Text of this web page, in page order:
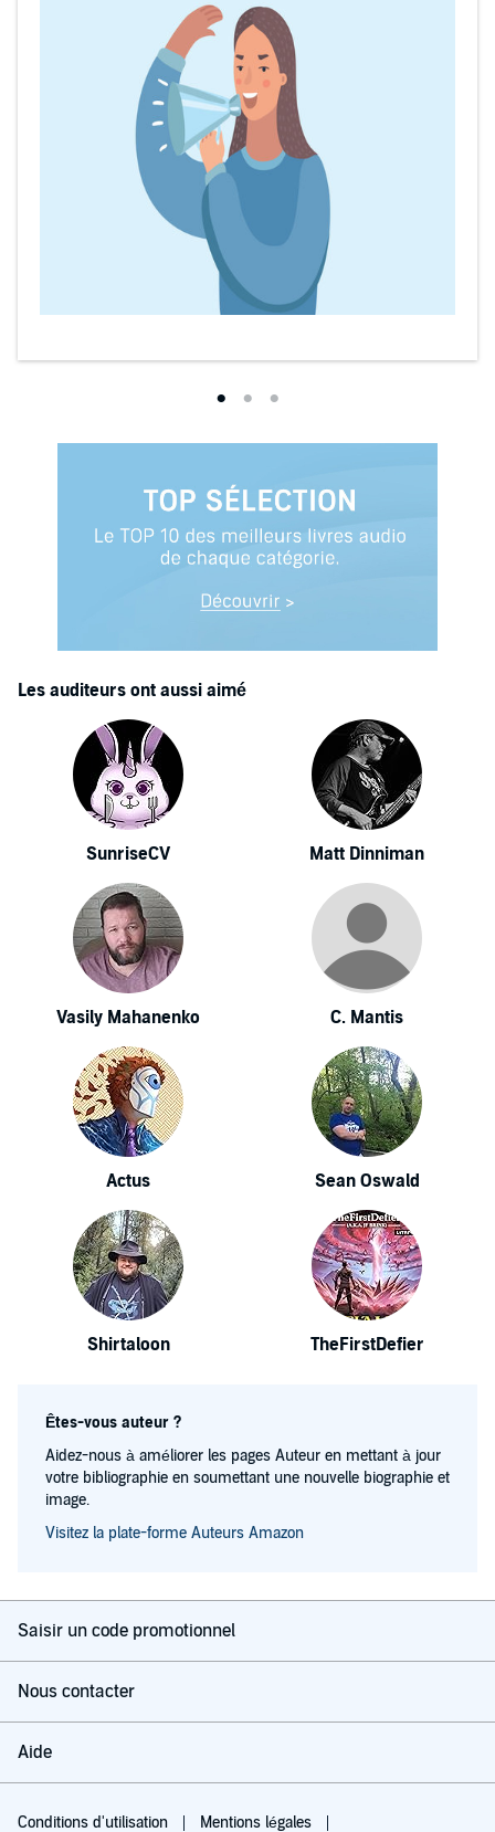
Les auditeurs ont aussi aimé
SunriseCV Matt Dinniman
Vasily Mahanenko C. Mantis
Actus Sean Oswald
Shirtaloon TheFirstDefier
Êtes-vous auteur ?
Aidez-nous à améliorer les pages Auteur en mettant à jour
votre bibliographie en soumettant une nouvelle biographie et
image.
Visitez la plate-forme Auteurs Amazon
Saisir un code promotionnel
Nous contacter
Aide
Conditions d'utilisation Mentions légales